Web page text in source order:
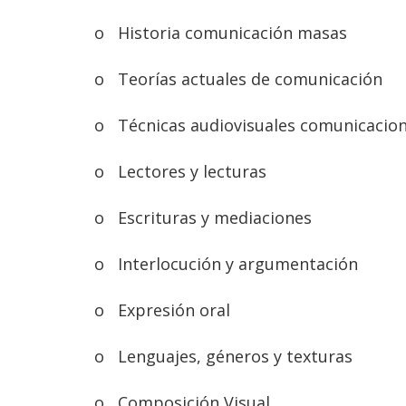
o Historia comunicación masas
o Teorías actuales de comunicación
o Técnicas audiovisuales
o Lectores y lecturas
o Escrituras y mediaciones
o Interlocución y argumentación
o Expresión oral
o Lenguajes, géneros y texturas